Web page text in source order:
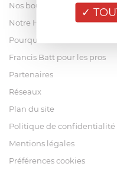
Nos boutiques
Notre Histoire
Pourquoi acheter chez
Francis Batt pour les pros
Partenaires
Réseaux
Plan du site
Politique de confidentialité
Mentions légales
Préférences cookies